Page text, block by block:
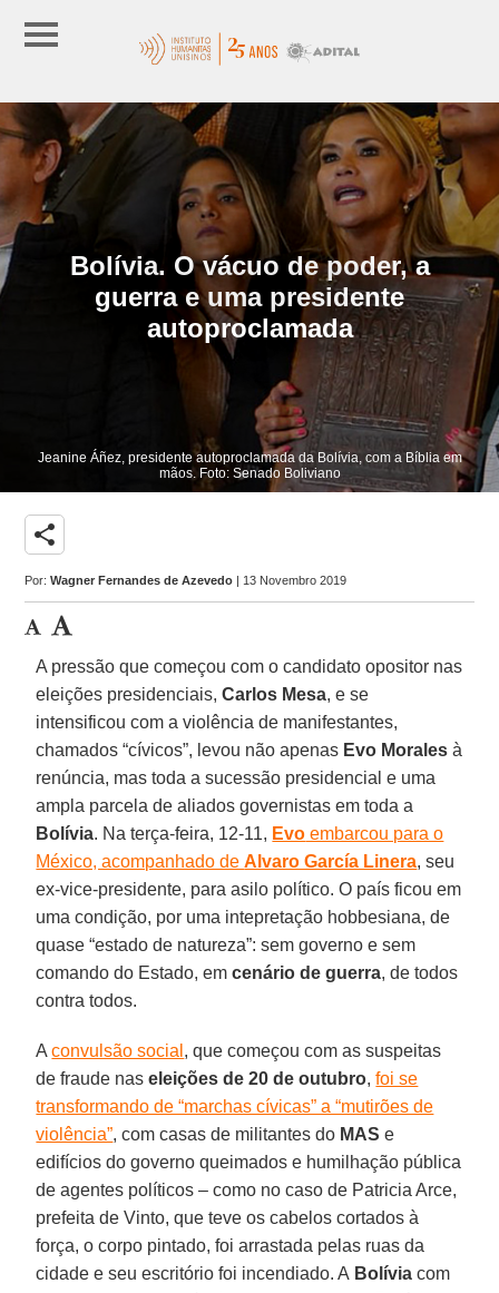
Bolívia. O vácuo de poder, a
guerra e uma presidente
autoproclamada
Jeanine Áñez, presidente autoproclamada da Bolívia, com a Bíblia em
mãos. Foto: Senado Boliviano
share
Por:Wagner Fernandes de Azevedo | 13 Novembro 2019
A pressão que começou com o candidato opositor nas
eleições presidenciais,Carlos Mesa, e se
intensificou com a violência de manifestantes,
chamados “cívicos”, levou não apenas Evo Morales à
renúncia, mas toda a sucessão presidencial e uma
ampla parcela de aliados governistas em toda a
Bolívia. Na terça-feira, 12-11, Evo embarcou para o
México, acompanhado deAlvaro García Linera, seu
ex-vice-presidente, para asilo político. O país ficou em
uma condição, por uma intepretação hobbesiana, de
quase “estado de natureza”: sem governo e sem
comando do Estado, emcenário de guerra, de todos
contra todos.
Aconvulsão social , que começou com as suspeitas
de fraude naseleições de 20 de outubro,foi se
transformando de “marchas cívicas” a “mutirões de
violência”, com casas de militantes do MAS e
edifícios do governo queimados e humilhação pública
de agentes políticos – como no caso de Patricia Arce,
prefeita de Vinto, que teve os cabelos cortados à
força, o corpo pintado, foi arrastada pelas ruas da
cidade e seu escritório foi incendiado. A Bolívia com